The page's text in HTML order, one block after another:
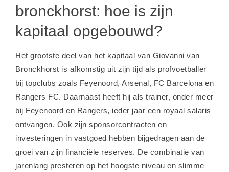
bronckhorst: hoe is zijn
kapitaal opgebouwd?
Het grootste deel van het kapitaal van Giovanni van
Bronckhorst is afkomstig uit zijn tijd als profvoetballer
bij topclubs zoals Feyenoord, Arsenal, FC Barcelona en
Rangers FC. Daarnaast heeft hij als trainer, onder meer
bij Feyenoord en Rangers, ieder jaar een royaal salaris
ontvangen. Ook zijn sponsorcontracten en
investeringen in vastgoed hebben bijgedragen aan de
groei van zijn financiële reserves. De combinatie van
jarenlang presteren op het hoogste niveau en slimme